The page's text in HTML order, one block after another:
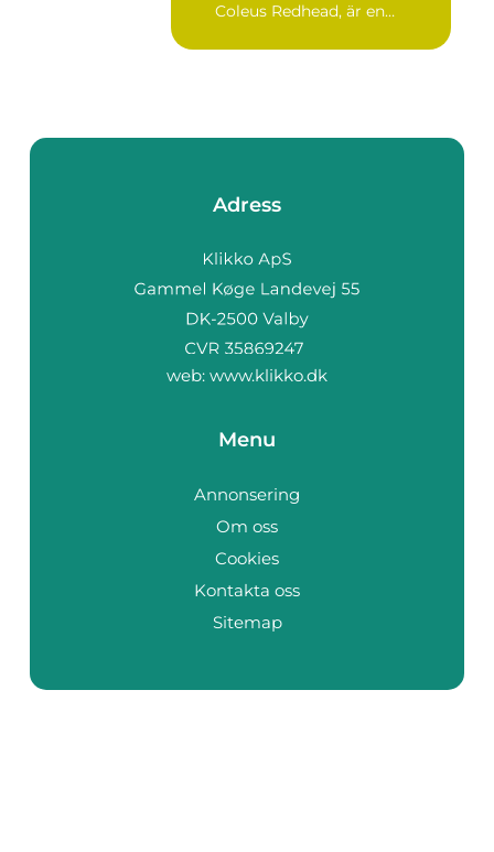
Coleus Redhead, är en
Adress
web: www.klikko.dk
Menu
Annonsering
Om oss
Cookies
Kontakta oss
Sitemap